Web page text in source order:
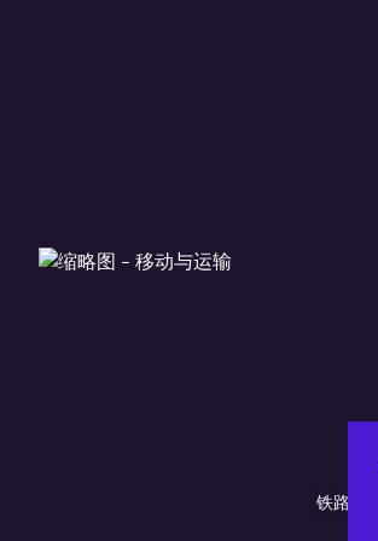
铁路